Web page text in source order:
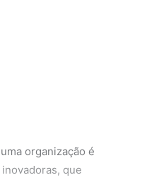
organização é
que